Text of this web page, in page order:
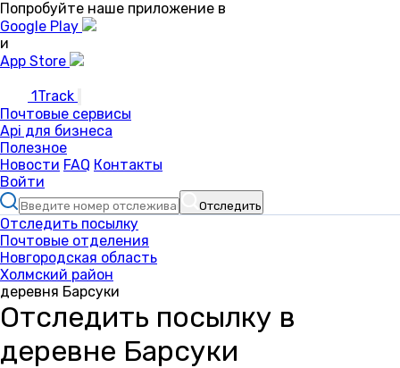
Попробуйте наше приложение в
Google Play
и
App Store
1Track
Почтовые сервисы
Api для бизнеса
Полезное
Новости FAQ Контакты
Войти
Отследить
Отследить посылку
Почтовые отделения
Новгородская область
Холмский район
деревня Барсуки
Отследить посылку в
деревне Барсуки